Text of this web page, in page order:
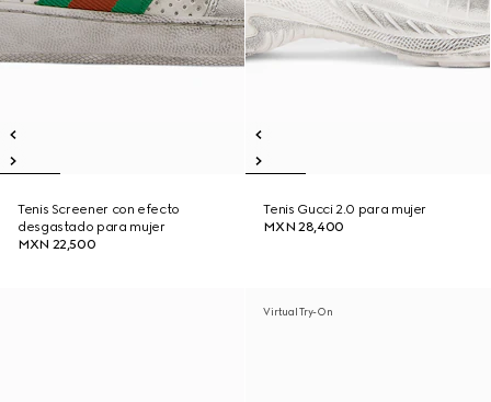
Tenis Screener con efecto
desgastado para mujer
MXN 22,500
Tenis Gucci 2.0 para mujer
MXN 28,400
Virtual Try-On